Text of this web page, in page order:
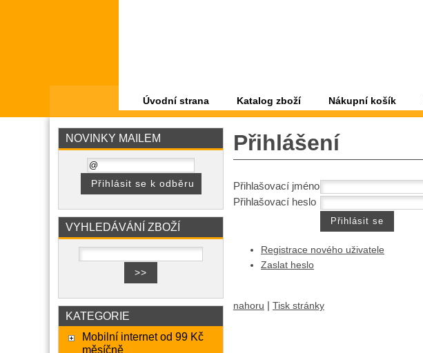
Úvodní strana Katalog zboží Nákupní košík
Přihlášení
Přihlašovací jméno
Přihlašovací heslo
Registrace nového uživatele
Zaslat heslo
nahoru Tisk stránky
NOVINKY MAILEM
VYHLEDÁVÁNÍ ZBOŽÍ
KATEGORIE
Mobilní internet od 99 Kč
měsíčně